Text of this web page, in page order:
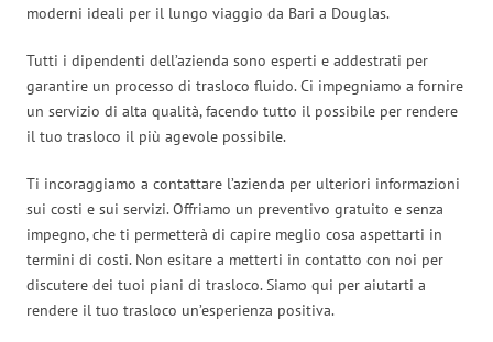
moderni ideali per il lungo viaggio da Bari a Douglas.
Tutti i dipendenti dell’azienda sono esperti e addestrati per
garantire un processo di trasloco fluido. Ci impegniamo a fornire
un servizio di alta qualità, facendo tutto il possibile per rendere
il tuo trasloco il più agevole possibile.
Ti incoraggiamo a contattare l’azienda per ulteriori informazioni
sui costi e sui servizi. Offriamo un preventivo gratuito e senza
impegno, che ti permetterà di capire meglio cosa aspettarti in
termini di costi. Non esitare a metterti in contatto con noi per
discutere dei tuoi piani di trasloco. Siamo qui per aiutarti a
rendere il tuo trasloco un’esperienza positiva.